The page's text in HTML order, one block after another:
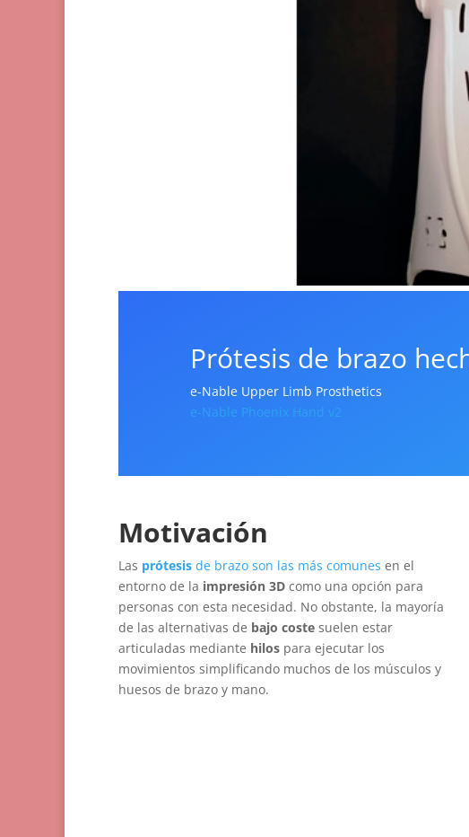
Prótesis de brazo
e-Nable Upper Limb Prosthetics
e-Nable Phoenix Hand v2
Motivación
Las prótesis de brazo son las más comunes en el
entorno de la impresión 3D como una opción para
personas con esta necesidad. No obstante, la mayoría
de las alternativas de bajo coste suelen estar
articuladas mediante hilos para ejecutar los
movimientos simplificando muchos de los músculos y
huesos de brazo y mano.